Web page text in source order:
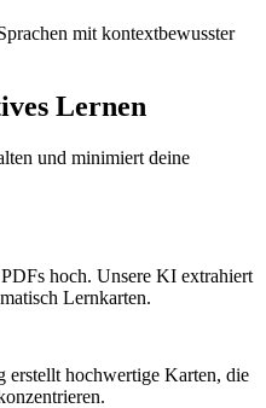
mit kontextbewusster
Lernen
und minimiert deine
hoch. Unsere KI extrahiert
Lernkarten.
erstellt hochwertige Karten, die